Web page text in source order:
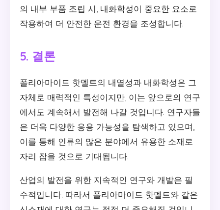
의 내부 부품 조립 시, 내화학성이 중요한 요소로
작용하여 더 안전한 운전 환경을 조성합니다.
5. 결론
폴리아마이드 핫멜트의 내열성과 내화학성은 그
자체로 매력적인 특성이지만, 이는 앞으로의 연구
에서도 계속해서 발전해 나갈 것입니다. 연구자들
은 더욱 다양한 응용 가능성을 탐색하고 있으며,
이를 통해 인류의 많은 분야에서 유용한 소재로
자리 잡을 것으로 기대됩니다.
산업의 발전을 위한 지속적인 연구와 개발은 필
수적입니다. 따라서 폴리아마이드 핫멜트와 같은